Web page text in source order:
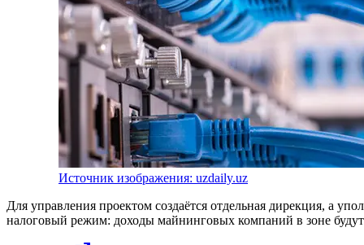
Источник изображения: uzdaily.uz
Для управления проектом создаётся отдельная дирекция, а
налоговый режим: доходы майнинговых компаний в зоне